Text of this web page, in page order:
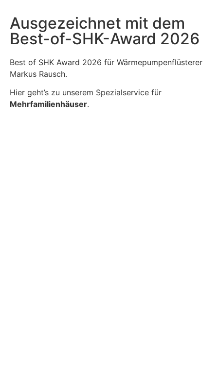
Ausgezeichnet mit dem
Best-of-SHK-Award 2026
Best of SHK Award 2026 für Wärmepumpenflüsterer
Markus Rausch.
Hier geht’s zu unserem Spezialservice für
Mehrfamilienhäuser.